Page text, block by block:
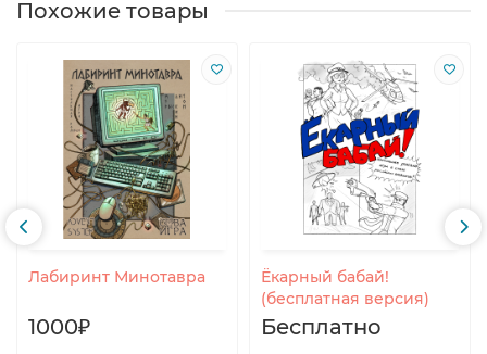
Похожие товары
Лабиринт Минотавра
1000₽
Ёкарный бабай!
(бесплатная версия)
Бесплатно